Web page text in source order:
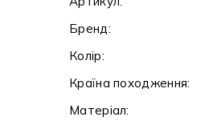
Бренд:
Колір:
Країна походження:
Матеріал: